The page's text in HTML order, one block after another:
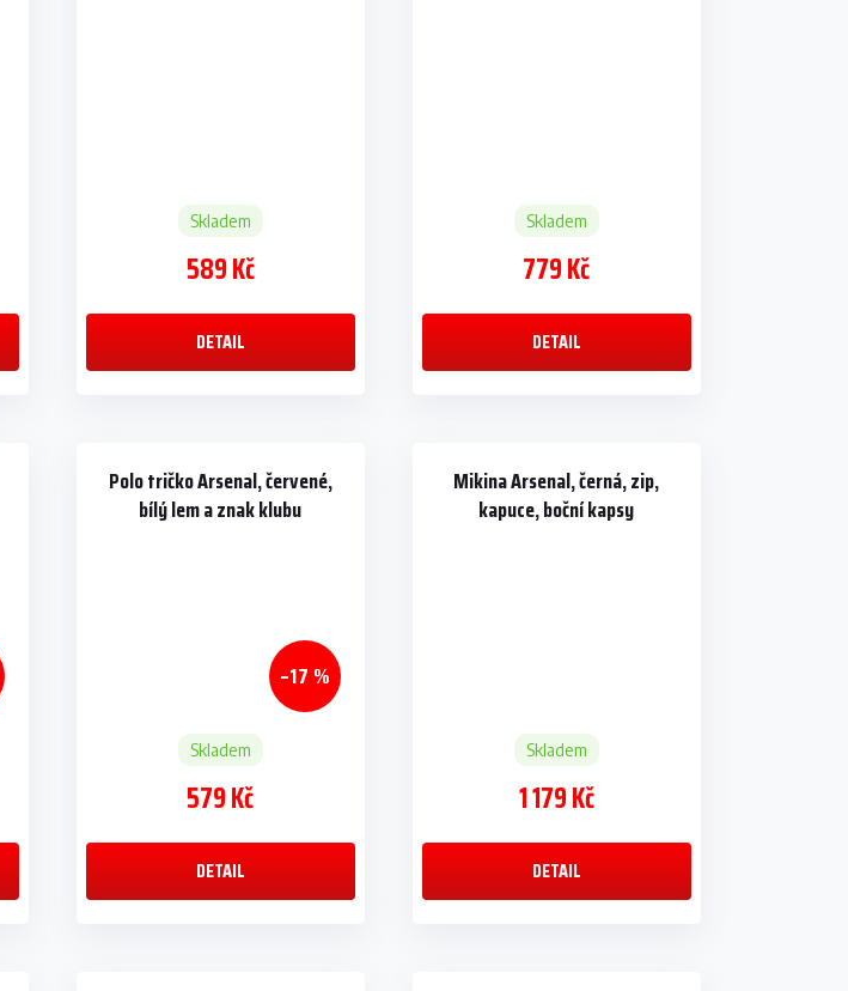
Skladem
589 Kč
DETAIL
Skladem
779 Kč
DETAIL
Polo tričko Arsenal, červené,
bílý lem a znak klubu
–17 %
Skladem
579 Kč
DETAIL
Mikina Arsenal, černá, zip,
kapuce, boční kapsy
Skladem
1 179 Kč
DETAIL